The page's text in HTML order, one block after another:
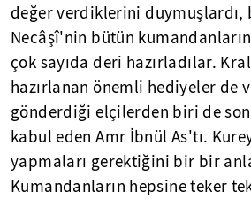
değer verdiklerini duymuşlardı,
Necâşî'nin bütün
çok sayıda deri hazırladılar.
hazırlanan önemli hediyeler de
gönderdiği elçilerden biri de
kabul eden Amr İbnül As'tı.
yapmaları gerektiğini bir bir
Kumandanların hepsine teker